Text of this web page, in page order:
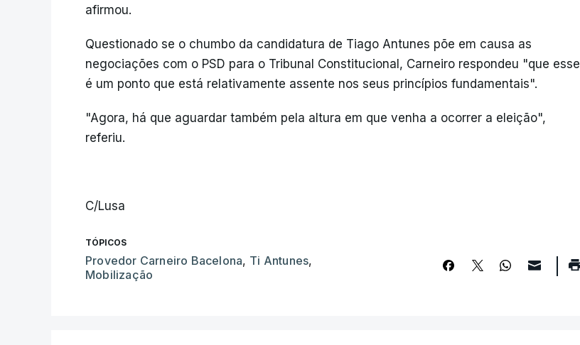
afirmou.
Questionado se o chumbo da candidatura de Tiago Antunes põe em causa as
negociações com o PSD para o Tribunal Constitucional, Carneiro respondeu "que esse
é um ponto que está relativamente assente nos seus princípios fundamentais".
"Agora, há que aguardar também pela altura em que venha a ocorrer a eleição",
referiu.
C/Lusa
TÓPICOS
Provedor Carneiro Bacelona, Ti Antunes,
Mobilização